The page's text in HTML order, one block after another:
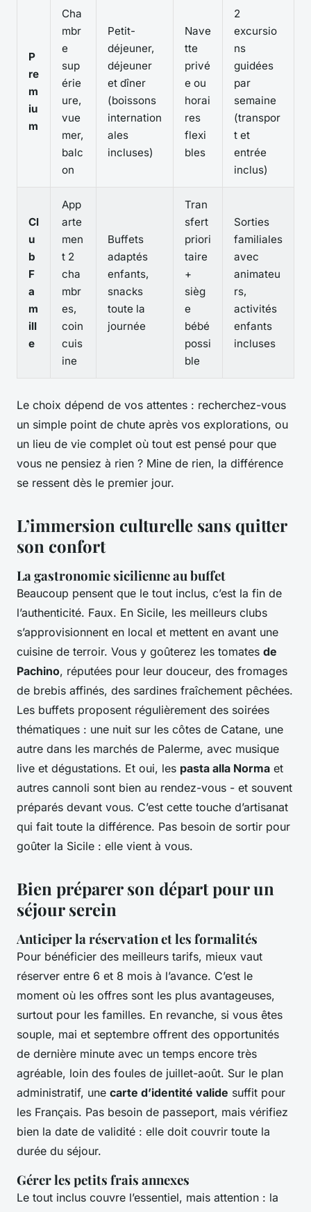
P
re
m
iu
m
Cha
mbr
e
sup
érie
ure,
vue
mer,
balc
on
Petit-
déjeuner,
déjeuner
et dîner
(boissons
internation
ales
incluses)
Nave
tte
privé
e ou
horai
res
flexi
bles
2
excursio
ns
guidées
par
semaine
(transpor
t et
entrée
inclus)
Cl
u
b
F
a
m
ill
e
App
arte
men
t 2
cha
mbr
es,
coin
cuis
ine
Buffets
adaptés
enfants,
snacks
toute la
journée
Tran
sfert
priori
taire
+
sièg
e
bébé
possi
ble
Sorties
familiales
avec
animateu
rs,
activités
enfants
incluses
Le choix dépend de vos attentes : recherchez-vous
un simple point de chute après vos explorations, ou
un lieu de vie complet où tout est pensé pour que
vous ne pensiez à rien ? Mine de rien, la différence
se ressent dès le premier jour.
L’immersion culturelle sans quitter
son confort
La gastronomie sicilienne au buffet
Beaucoup pensent que le tout inclus, c’est la fin de
l’authenticité. Faux. En Sicile, les meilleurs clubs
s’approvisionnent en local et mettent en avant une
cuisine de terroir. Vous y goûterez les tomates de
Pachino, réputées pour leur douceur, des fromages
de brebis affinés, des sardines fraîchement pêchées.
Les buffets proposent régulièrement des soirées
thématiques : une nuit sur les côtes de Catane, une
autre dans les marchés de Palerme, avec musique
live et dégustations. Et oui, les pasta alla Norma et
autres cannoli sont bien au rendez-vous - et souvent
préparés devant vous. C’est cette touche d’artisanat
qui fait toute la différence. Pas besoin de sortir pour
goûter la Sicile : elle vient à vous.
Bien préparer son départ pour un
séjour serein
Anticiper la réservation et les formalités
Pour bénéficier des meilleurs tarifs, mieux vaut
réserver entre 6 et 8 mois à l’avance. C’est le
moment où les offres sont les plus avantageuses,
surtout pour les familles. En revanche, si vous êtes
souple, mai et septembre offrent des opportunités
de dernière minute avec un temps encore très
agréable, loin des foules de juillet-août. Sur le plan
administratif, une carte d’identité valide suffit pour
les Français. Pas besoin de passeport, mais vérifiez
bien la date de validité : elle doit couvrir toute la
durée du séjour.
Gérer les petits frais annexes
Le tout inclus couvre l’essentiel, mais attention : la